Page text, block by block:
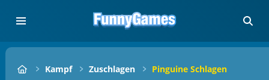
Kampf Zuschlagen Pinguine Schlagen